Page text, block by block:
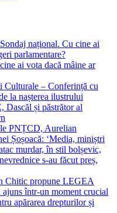
Sondaj național. Cu cine ai
parlamentare?
ai vota dacă mâine ar
Culturale – Conferință cu
la nașterea ilustrului
și păstrător al
PNȚCD, Aurelian
Șoșoacă: ‘Media, miniștri
murdar, în stil bolșevic,
s-au făcut preș,
Chitic propune LEGEA
într-un moment crucial
apărarea drepturilor și